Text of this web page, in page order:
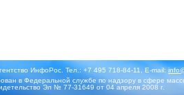
ИнфоРос. Тел.: +7 495 718-84-11, E-mail:
в Федеральной службе по надзору в сфере
Эл № 77-31649 от 04 апреля 2008 г.